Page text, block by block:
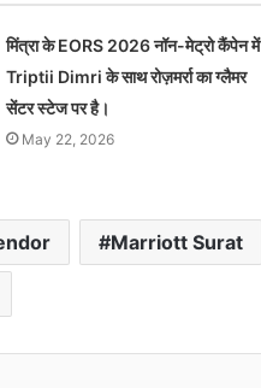
मिंत्रा के EORS 2026 नॉन-मेट्रो कैंपेन में
Triptii Dimri के साथ रोज़मर्रा का ग्लैमर
सेंटर स्टेज पर है।
May 22, 2026
Marriott Surat
हाईलाइफ प्रदर्शनी का समर एडिशन 28
अप्रैल को होटल सूरत मैरियट, अठवालाइंस
किया जाएगा
सूरत मैरियट में आयोजित होगा